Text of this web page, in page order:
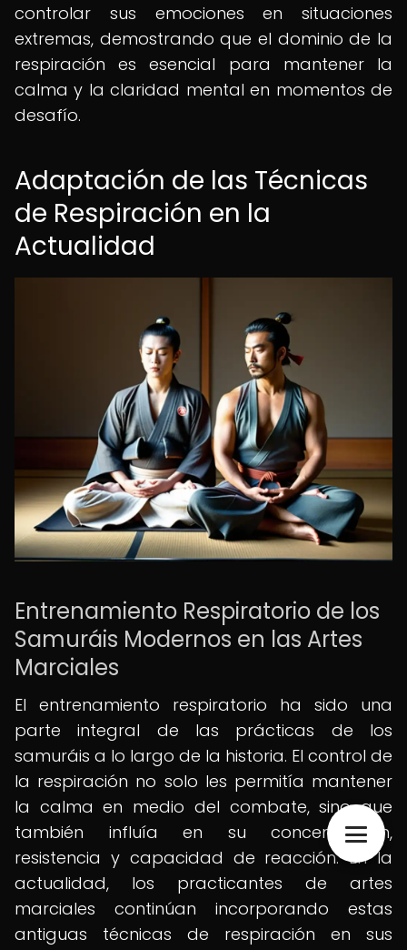
controlar sus emociones en situaciones
extremas, demostrando que el dominio de la
respiración es esencial para mantener la
calma y la claridad mental en momentos de
desafío.
Adaptación de las Técnicas
de Respiración en la
Actualidad
Entrenamiento Respiratorio de los
Samuráis Modernos en las Artes
Marciales
El entrenamiento respiratorio ha sido una
parte integral de las prácticas de los
samuráis a lo largo de la historia. El control de
la respiración no solo les permitía mantener
la calma en medio del combate, sino que
también influía en su concentración,
resistencia y capacidad de reacción. En la
actualidad, los practicantes de artes
marciales continúan incorporando estas
antiguas técnicas de respiración en sus